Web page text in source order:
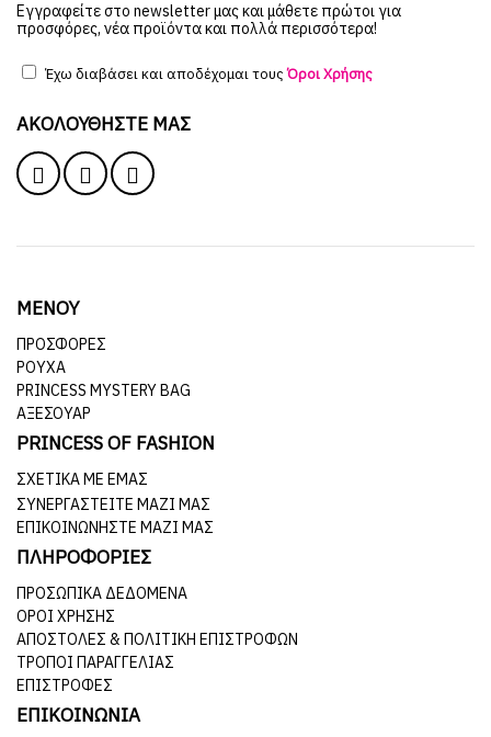
Εγγραφείτε στο newsletter μας και μάθετε πρώτοι για
προσφόρες, νέα προϊόντα και πολλά περισσότερα!
Έχω διαβάσει και αποδέχομαι τουςΌροι Χρήσης
ΑΚΟΛΟΥΘΉΣΤΕ ΜΑΣ
ΜΕΝΟΥ
ΠΡΟΣΦΟΡΕΣ
ΡΟΥΧΑ
PRINCESS MYSTERY BAG
ΑΞΕΣΟΥΑΡ
PRINCESS OF FASHION
ΣΧΕΤΙΚΆ ΜΕ ΕΜΆΣ
ΣΥΝΕΡΓΑΣΤΕΊΤΕ ΜΑΖΊ ΜΑΣ
ΕΠΙΚΟΙΝΩΝΉΣΤΕ ΜΑΖΊ ΜΑΣ
ΠΛΗΡΟΦΟΡΙΕΣ
ΠΡΟΣΩΠΙΚΆ ΔΕΔΟΜΈΝΑ
ΌΡΟΙ ΧΡΉΣΗΣ
ΑΠΟΣΤΟΛΈΣ & ΠΟΛΙΤΙΚΉ ΕΠΙΣΤΡΟΦΏΝ
ΤΡΌΠΟΙ ΠΑΡΑΓΓΕΛΊΑΣ
ΕΠΙΣΤΡΟΦΈΣ
ΕΠΙΚΟΙΝΩΝΙΑ